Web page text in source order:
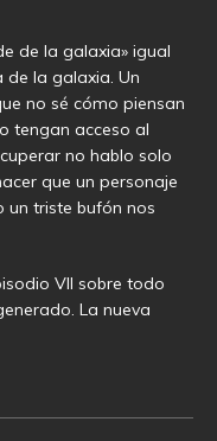
de la galaxia» igual
de la galaxia. Un
no sé cómo piensan
tengan acceso al
no hablo solo
que un personaje
un triste bufón nos
VII sobre todo
La nueva